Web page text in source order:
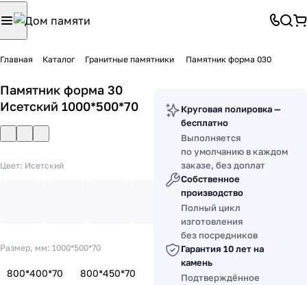
Главная Каталог Гранитные памятники Памятник форма 030
Памятник форма 30
Исетский 1000*500*70
Цвет: Исетский
Размер, мм: 1000*500*70
800*400*70
800*450*70
Круговая полировка —
бесплатно
Выполняется
по умолчанию в каждом
заказе, без доплат
Собственное
производство
Полный цикл
изготовления
без посредников
Гарантия 10 лет на
камень
Подтверждённое